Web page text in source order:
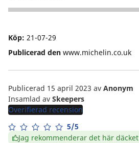
5
Köp: 21-07-29
Publicerad den www.michelin.co.uk
Publicerad 15 april 2023 av Anonym
Insamlad av Skeepers
Overifierad recension
5/5
Jag rekommenderar det här däcket